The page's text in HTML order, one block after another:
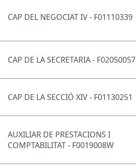
CAP DEL NEGOCIAT IV - F01110339
CAP DE LA SECRETARIA - F02050057
CAP DE LA SECCIÓ XIV - F01130251
AUXILIAR DE PRESTACIONS I
COMPTABILITAT - F0019008W